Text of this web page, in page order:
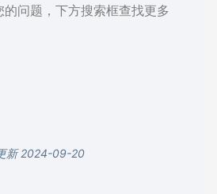
问题，下方搜索框查找更多
新 2024-09-20